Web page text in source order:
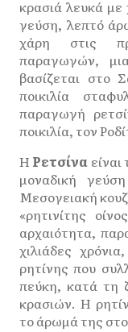
κρασιά λευκά με
γεύση, λεπτό
χάρη στις
παραγωγών,
βασίζεται στο
ποικιλία
παραγωγή
ποικιλία, τον
Η Ρετσίνα
μοναδική
Μεσογειακή
«ρητινίτης
αρχαιότητα,
χιλιάδες
ρητίνης που
πεύκη, κατά τη
κρασιών. Η
το άρωμά της